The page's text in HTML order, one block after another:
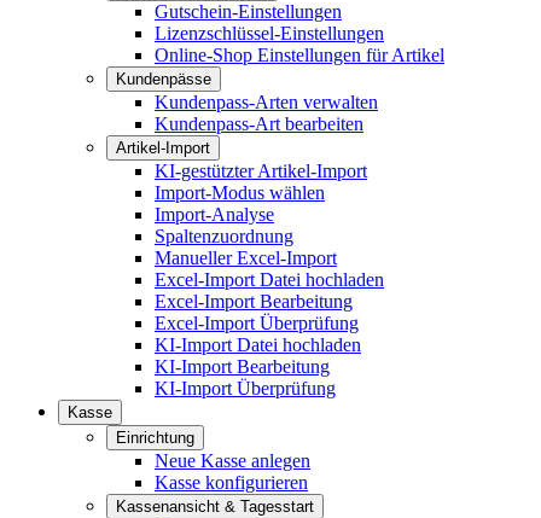
Gutschein-Einstellungen
Lizenzschlüssel-Einstellungen
Online-Shop Einstellungen für Artikel
Kundenpässe
Kundenpass-Arten verwalten
Kundenpass-Art bearbeiten
Artikel-Import
KI-gestützter Artikel-Import
Import-Modus wählen
Import-Analyse
Spaltenzuordnung
Manueller Excel-Import
Excel-Import Datei hochladen
Excel-Import Bearbeitung
Excel-Import Überprüfung
KI-Import Datei hochladen
KI-Import Bearbeitung
KI-Import Überprüfung
Kasse
Einrichtung
Neue Kasse anlegen
Kasse konfigurieren
Kassenansicht & Tagesstart